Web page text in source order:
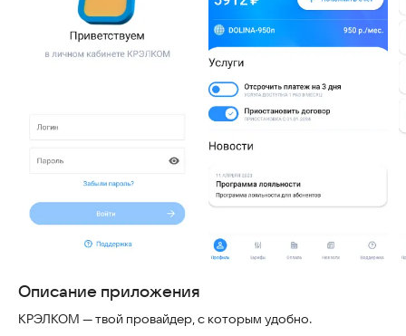
Описание приложения
КРЭЛКОМ — твой провайдер, с которым удобно.